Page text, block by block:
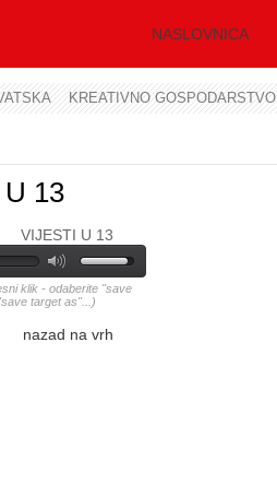
NASLOVNICA
KREATIVNO GOSPODARSTVO
13
VIJESTI U 13
klik - odaberite "save
target as"...)
nazad na vrh